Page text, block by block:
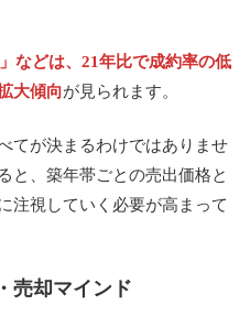
」などは、21年比で成約率の低
大傾向が見られます。
てが決まるわけではありませ
と、築年帯ごとの売出価格と
注視していく必要が高まって
売却マインド